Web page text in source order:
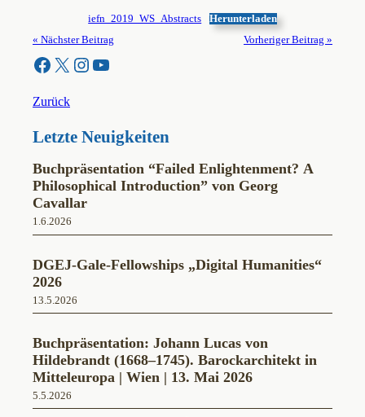
iefn_2019_WS_Abstracts Herunterladen
« Nächster Beitrag Vorheriger Beitrag »
Facebook X Instagram YouTube
Zurück
Letzte Neuigkeiten
Buchpräsentation “Failed Enlightenment? A
Philosophical Introduction” von Georg
Cavallar
1.6.2026
DGEJ-Gale-Fellowships „Digital Humanities“
2026
13.5.2026
Buchpräsentation: Johann Lucas von
Hildebrandt (1668–1745). Barockarchitekt in
Mitteleuropa | Wien | 13. Mai 2026
5.5.2026